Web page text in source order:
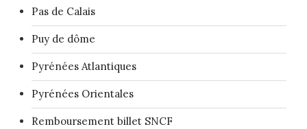
Pas de Calais
Puy de dôme
Pyrénées Atlantiques
Pyrénées Orientales
Remboursement billet SNCF